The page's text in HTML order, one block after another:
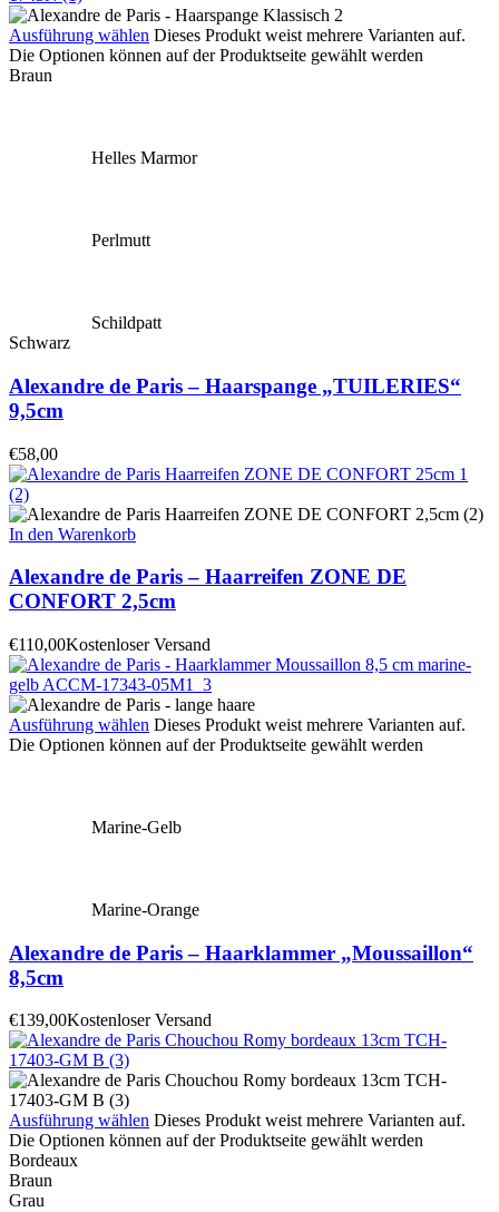
Ausführung wählen Dieses Produkt weist mehrere Varianten auf.
Die Optionen können auf der Produktseite gewählt werden
Braun
Helles Marmor
Perlmutt
Schildpatt
Schwarz
Alexandre de Paris – Haarspange „TUILERIES“
9,5cm
€58,00
In den Warenkorb
Alexandre de Paris – Haarreifen ZONE DE
CONFORT 2,5cm
€110,00Kostenloser Versand
Ausführung wählen Dieses Produkt weist mehrere Varianten auf.
Die Optionen können auf der Produktseite gewählt werden
Marine-Gelb
Marine-Orange
Alexandre de Paris – Haarklammer „Moussaillon“
8,5cm
€139,00Kostenloser Versand
Ausführung wählen Dieses Produkt weist mehrere Varianten auf.
Die Optionen können auf der Produktseite gewählt werden
Bordeaux
Braun
Grau